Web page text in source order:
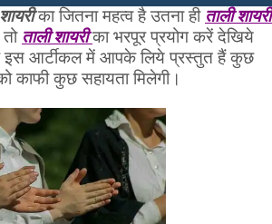
का जितना महत्व है उतना ही ताली शायरी
ताली शायरी का भरपूर प्रयोग करें देखिये
आर्टीकल में आपके लिये प्रस्तुत हैं कुछ
कुछ सहायता मिलेगी।